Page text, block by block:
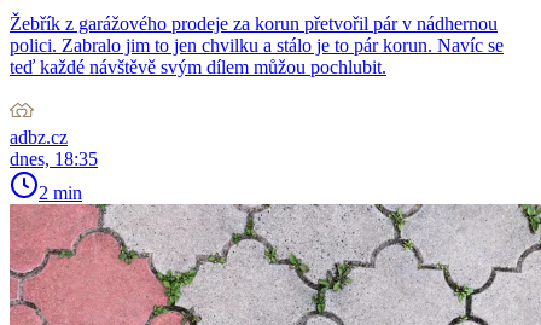
Žebřík z garážového prodeje za korun přetvořil pár v nádhernou
polici. Zabralo jim to jen chvilku a stálo je to pár korun. Navíc se
teď každé návštěvě svým dílem můžou pochlubit.
adbz.cz
dnes, 18:35
2 min